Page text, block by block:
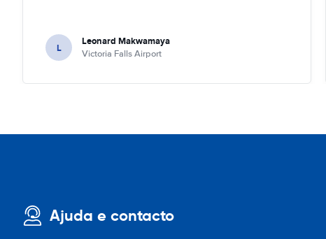
L Leonard Makwamaya
Victoria Falls Airport
Ajuda e contacto